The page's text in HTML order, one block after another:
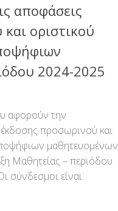
αποφάσεις
οριστικού
2024-2025
αφορούν την
προσωρινού και
μαθητευομένων
Μαθητείας – περιόδου
σύνδεσμοι είναι: